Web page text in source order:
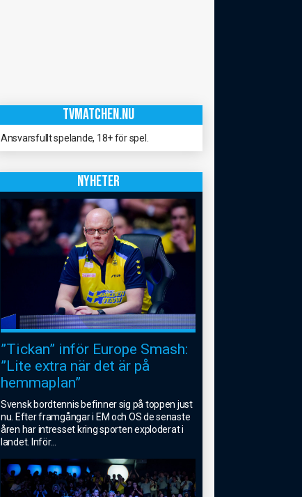
TVMATCHEN.NU
Ansvarsfullt spelande, 18+ för spel.
NYHETER
”Tickan” inför Europe Smash:
”Lite extra när det är på
hemmaplan”
Svensk bordtennis befinner sig på toppen just
nu. Efter framgångar i EM och OS de senaste
åren har intresset kring sporten exploderat i
landet. Inför...